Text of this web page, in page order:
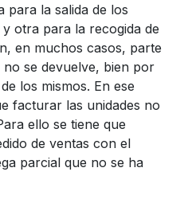
para la salida de los
otra para la recogida de
en muchos casos, parte
no se devuelve, bien por
los mismos. En ese
facturar las unidades no
ello se tiene que
de ventas con el
parcial que no se ha